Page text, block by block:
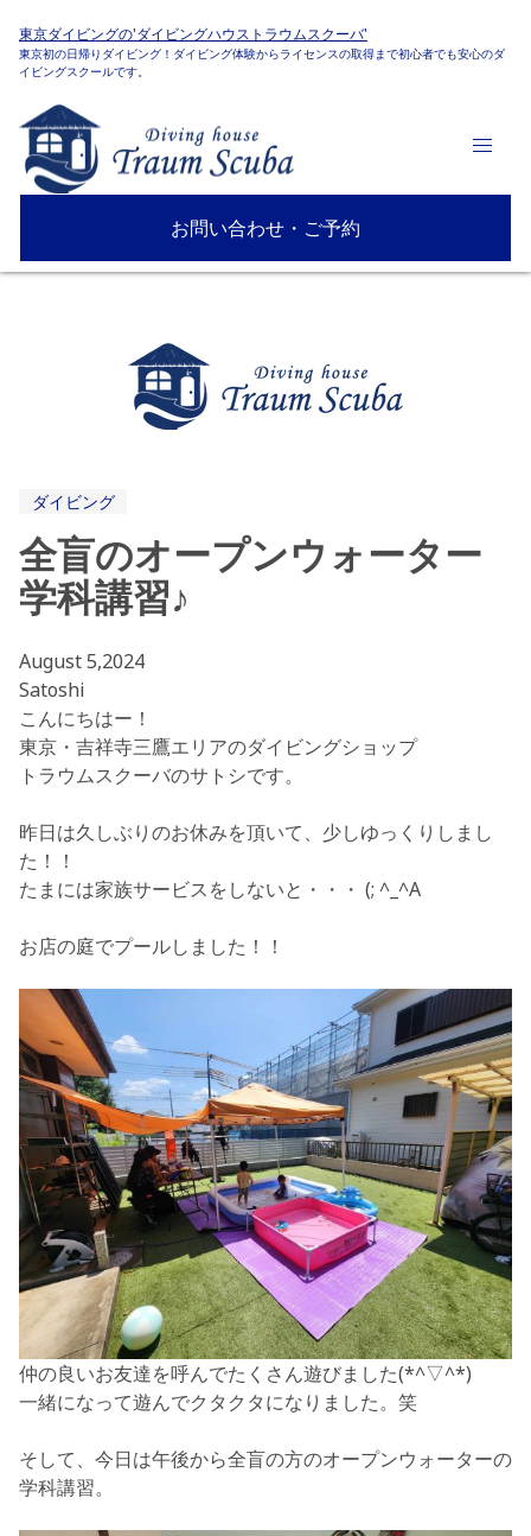
東京ダイビングの'ダイビングハウストラウムスクーバ'
東京初の日帰りダイビング！ダイビング体験からライセンスの取得まで初心者でも安心のダ
イビングスクールです。
お問い合わせ・ご予約
ダイビング
全盲のオープンウォーター
学科講習♪
August 5,2024
Satoshi
こんにちはー！
東京・吉祥寺三鷹エリアのダイビングショップ
トラウムスクーバのサトシです。
昨日は久しぶりのお休みを頂いて、少しゆっくりしまし
た！！
たまには家族サービスをしないと・・・ (; ^_^A
お店の庭でプールしました！！
仲の良いお友達を呼んでたくさん遊びました(*^▽^*)
一緒になって遊んでクタクタになりました。笑
そして、今日は午後から全盲の方のオープンウォーターの
学科講習。